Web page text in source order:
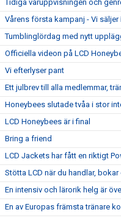
Tidiga våruppvisningen och
Vårens första kampanj - Vi säljer
Tumblinglördag med nytt
Officiella videon på LCD
Vi efterlyser pant
Ett julbrev till alla medlemmar,
Honeybees slutade tvåa i stor
LCD Honeybees är i final
Bring a friend
LCD Jackets har fått en riktigt
Stötta LCD när du handlar,
En intensiv och lärorik helg är
En av Europas främsta tränare